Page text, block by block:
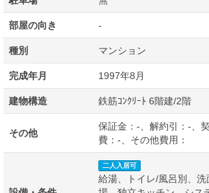
部屋の向き -
種別 マンション
完成年月 1997年8月
建物構造 鉄筋ｺﾝｸﾘｰﾄ 6階建/2階
その他
保証金：-、解約引：-、
費：-、その他費用：
二人入居可
給湯、トイレ/風呂別、